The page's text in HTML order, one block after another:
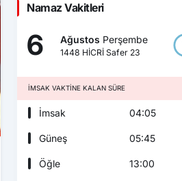
Namaz Vakitleri
6 Ağustos Perşembe
1448 HİCRİ Safer 23
İMSAK VAKTINE KALAN SÜRE
İmsak 04:05
Güneş 05:45
Öğle 13:00